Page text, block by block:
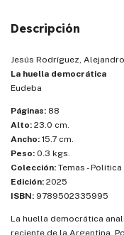
Descripción
Jesús Rodríguez,
La huella democrática
Eudeba
Páginas: 88
Alto: 23.0 cm.
Ancho: 15.7 cm.
Peso: 0.3 kgs.
Colección: Temas - Política
Edición: 2025
ISBN: 9789502335995
La huella democrática